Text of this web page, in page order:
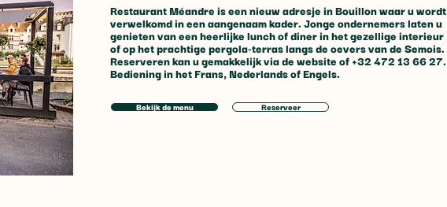
Het Feest van de Jacht op 10 en
11 november 2026: het
hoogtepunt van het
jachtseizoen in Bouillon
Nieuwe attractie in de
Ardennen: de Himalayabrug van
Restaurant Méandre is een nieuw adresje in Bouillon waar u wordt
verwelkomd in een aangenaam kader. Jonge ondernemers laten u
genieten van een heerlijke lunch of diner in het gezellige interieur
of op het prachtige pergola-terras langs de oevers van de Semois.
Reserveren kan u gemakkelijk via de website of +32 472 13 66 27.
Bediening in het Frans, Nederlands of Engels.
Bekijk de menu Reserveer